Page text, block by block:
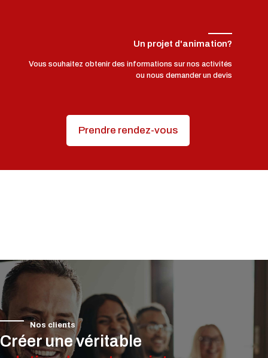
Un projet d'animation?
Vous souhaitez obtenir des informations sur nos activités
ou nous demander un devis
Prendre rendez-vous
Nos clients
Créer une véritable